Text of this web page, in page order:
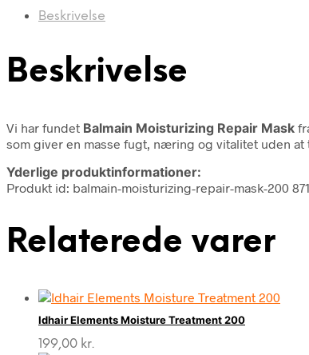
Beskrivelse
Beskrivelse
Vi har fundet Balmain Moisturizing Repair Mask
som giver en masse fugt, næring og vitalitet uden
Yderlige produktinformationer:
Produkt id: balmain-moisturizing-repair-mask-200
Relaterede varer
Idhair Elements Moisture Treatment 200
199,00 kr.